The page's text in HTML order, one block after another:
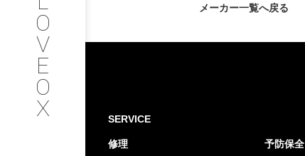
O
V
E
O
X
SERVICE
INTERVIEW
メーカー一覧へ戻る
SERVICE
修理 予防保全